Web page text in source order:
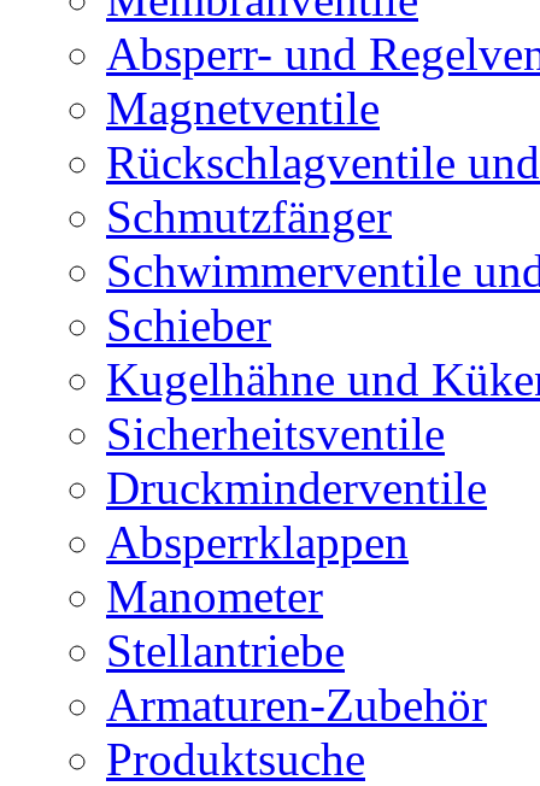
Absperr- und
Magnetventile
Rückschlagventile
Schmutzfänger
Schwimmerventile
Schieber
Kugelhähne und
Sicherheitsventile
Druckminderventile
Absperrklappen
Manometer
Stellantriebe
Armaturen-Zubehör
Produktsuche